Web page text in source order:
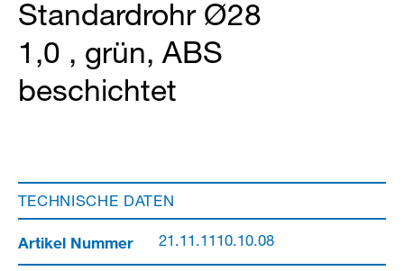
Standardrohr Ø28
1,0 , grün, ABS
beschichtet
TECHNISCHE DATEN
Artikel Nummer 21.11.1110.10.08